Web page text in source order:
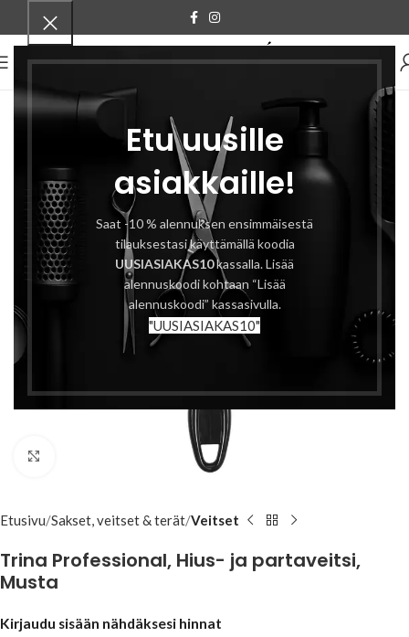
Etu uusille
asiakkaille!
Saat -10 % alennuksen ensimmäisestä
tilauksestasi käyttämällä koodia
UUSIASIAKAS10kassalla. Lisää
alennuskoodi kohtaan “Lisää
alennuskoodi” kassasivulla.
"UUSIASIAKAS10"
VALIKKO
Etusivu Sakset, veitset & terät Veitset
Trina Professional, Hius- ja partaveitsi,
Musta
Kirjaudu sisään nähdäksesi hinnat